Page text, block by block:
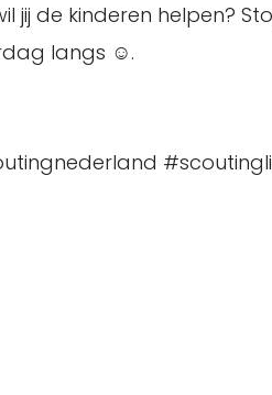
de kinderen helpen?
langs ☺️.